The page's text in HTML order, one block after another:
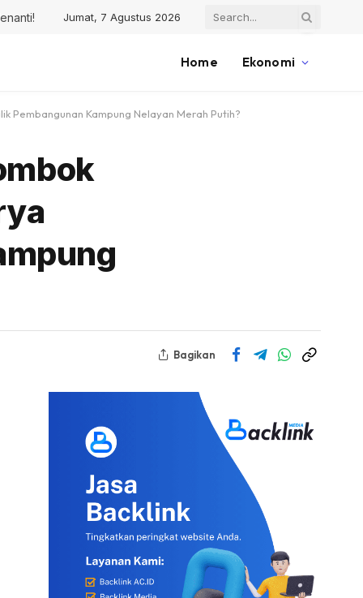
Jumat, 7 Agustus 2026
Home Ekonomi
Pembangunan Kampung Nelayan Merah Putih?
Bagikan